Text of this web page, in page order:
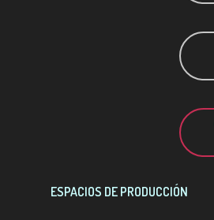
ESPACIOS DE PRODUCCIÓN